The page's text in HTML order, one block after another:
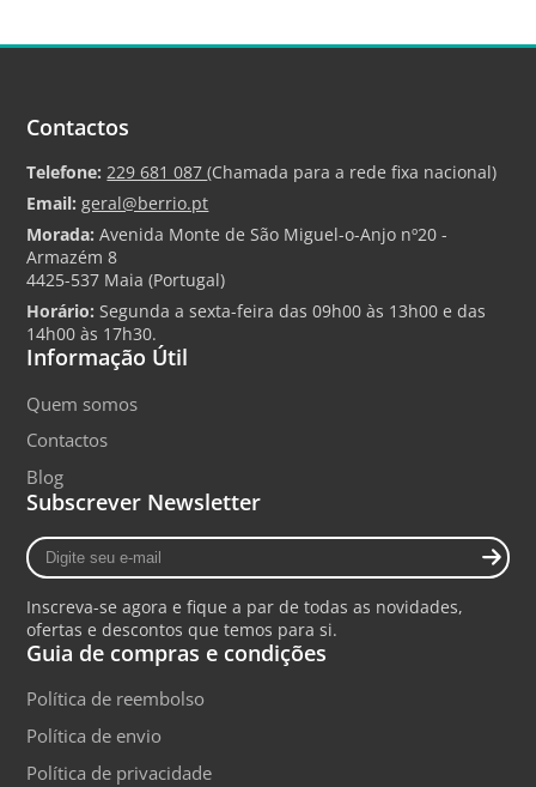
Contactos
Telefone:229 681 087(Chamada para a rede fixa nacional)
Email: geral@berrio.pt
Morada:Avenida Monte de São Miguel-o-Anjo nº20 -
Armazém 8
4425-537 Maia (Portugal)
Horário:Segunda a sexta-feira das 09h00 às 13h00 e das
14h00 às 17h30.
Informação Útil
Quem somos
Contactos
Blog
Subscrever Newsletter
Digite
seu
mail
Inscreva-se agora e fique a par de todas as novidades,
ofertas e descontos que temos para si.
Guia de compras e condições
Política de reembolso
Política de envio
Política de privacidade